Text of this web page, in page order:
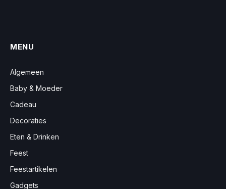
MENU
Algemeen
Baby & Moeder
Cadeau
Decoraties
Eten & Drinken
Feest
Feestartikelen
Gadgets